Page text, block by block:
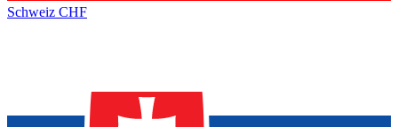
Schweiz CHF